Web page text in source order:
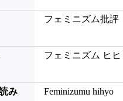
フェミニズム批評
フェミニズム ヒ
み Feminizumu hihyo